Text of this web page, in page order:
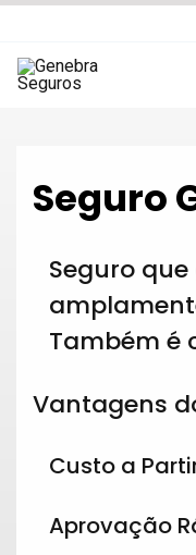
Seguro
Seguro
Também é
Vantagens
Custo a
Aprovação